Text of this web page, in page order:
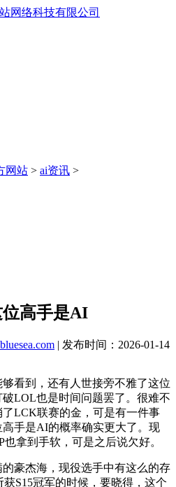
网站 > ai资讯 >
高手是AI
| 发布时间：2026-01-14
到，还有人世接旁不雅了这位
LOL也是时间问题罢了。很难不
LCK联赛的金，可是有一件事
手是AI的概率确实更大了。现
拿到手软，可是之后说欠好。
杰海，现役选手中有这么的存
S15冠军的时候，要晓得，这个